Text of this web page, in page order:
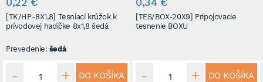
[TK/HP-8X1,8] Tesniaci krúžok k
prívodovej hadičke 8x1,8 šedá
Prevedenie: šedá
DO KOŠÍKA
[TES/BOX-20X9] Pripojovacie
tesnenie BOXU
DO KOŠÍKA